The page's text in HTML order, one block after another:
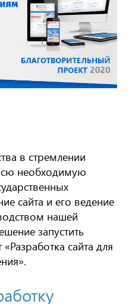
в стремлении
необходимую
сайта и его ведение
нашей
запустить
сайта для